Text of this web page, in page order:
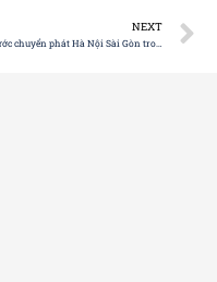
NEXT
Giá cước chuyển phát Hà Nội Sài Gòn trong ngày